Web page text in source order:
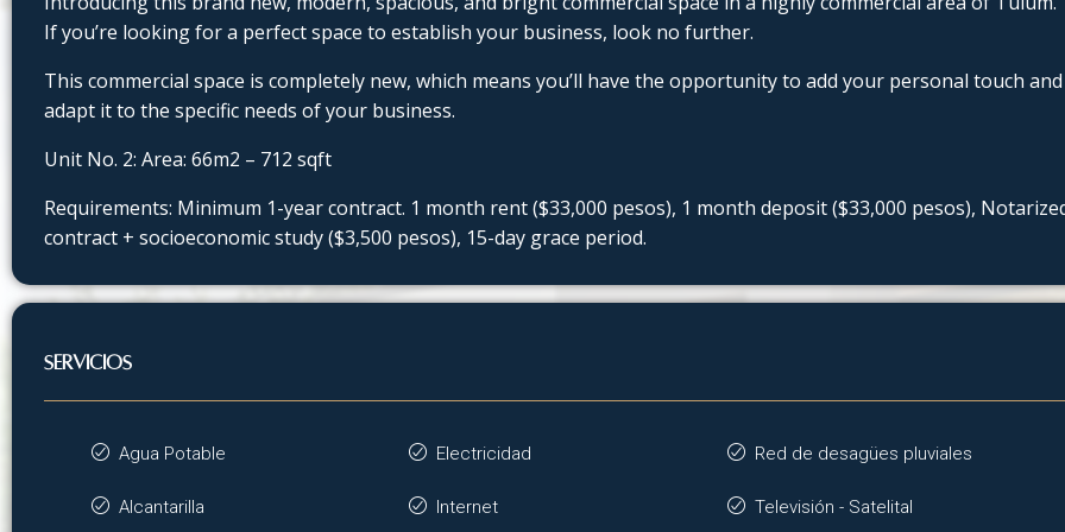
If you’re looking for a perfect space to establish your business, look no further.
This commercial space is completely new, which means you’ll have the opportunity to add your personal touch and
adapt it to the specific needs of your business.
Unit No. 2: Area: 66m2 – 712 sqft
Requirements: Minimum 1-year contract. 1 month rent ($33,000 pesos), 1 month deposit ($33,000 pesos),
contract + socioeconomic study ($3,500 pesos), 15-day grace period.
SERVICIOS
Agua Potable
Alcantarilla
Electricidad
Internet
Red de desagües pluviales
Televisión - Satelital